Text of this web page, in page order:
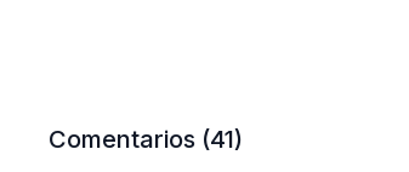
Comentarios (41)